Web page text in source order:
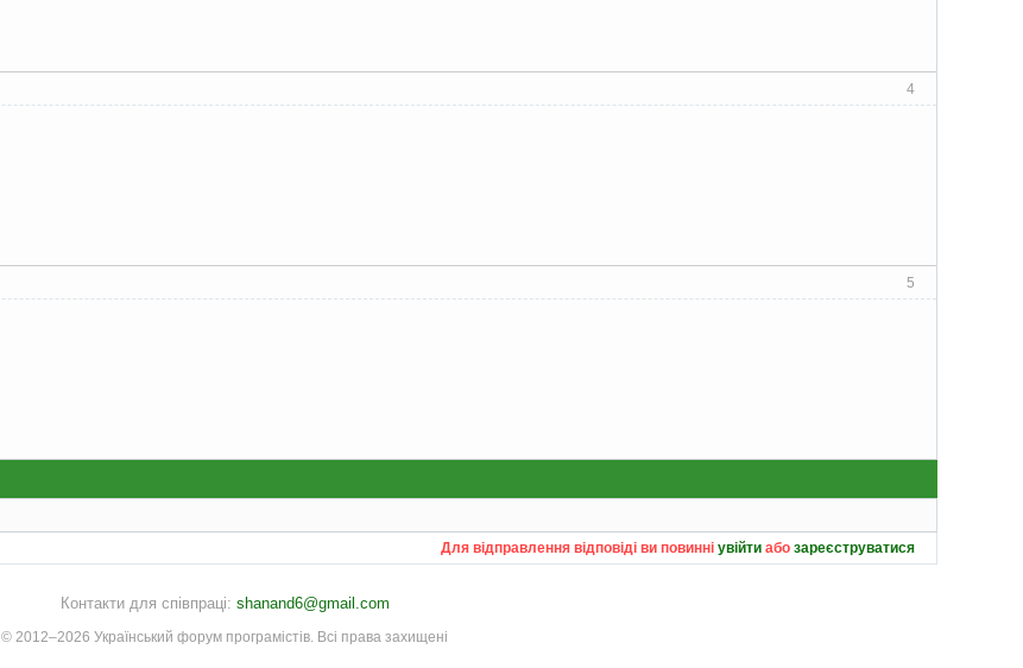
4
5
Для відправлення відповіді ви повинні увійти або зареєструватися
Контакти для співпраці: shanand6@gmail.com
© 2012–2026 Український форум програмістів. Всі права захищені